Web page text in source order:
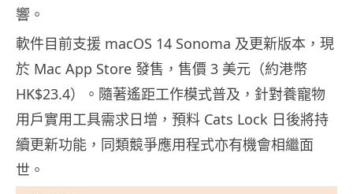
響。
軟件目前支援 macOS 14 Sonoma 及更新版本，現
於 Mac App Store 發售，售價 3 美元（約港幣
HK$23.4）。隨著遙距工作模式普及，針對養寵物
用戶實用工具需求日增，預料 Cats Lock 日後將持
續更新功能，同類競爭應用程式亦有機會相繼面
世。